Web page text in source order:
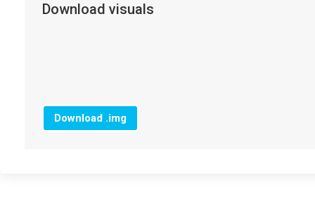
Download visuals
Download .img